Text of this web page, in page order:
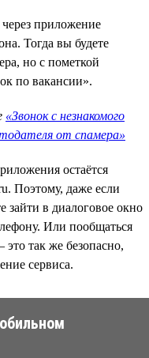
через приложение
Тогда вы будете
но с пометкой
по вакансии».
«Звонок с незнакомого
от спамера»
остаётся
Поэтому, даже если
зайти в диалоговое окно
Или пообщаться
так же безопасно,
сервиса.